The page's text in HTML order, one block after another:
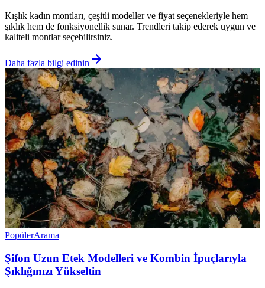
Kışlık kadın montları, çeşitli modeller ve fiyat seçenekleriyle hem
şıklık hem de fonksiyonellik sunar. Trendleri takip ederek uygun ve
kaliteli montlar seçebilirsiniz.
Daha fazla bilgi edinin
PopülerArama
Şifon Uzun Etek Modelleri ve Kombin İpuçlarıyla
Şıklığınızı Yükseltin